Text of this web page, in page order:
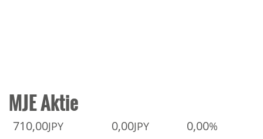
MJE Aktie
710,00JPY 0,00JPY 0,00%